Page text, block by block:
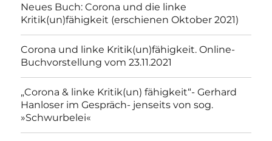
Neues Buch: Corona und die linke
Kritik(un)fähigkeit (erschienen Oktober 2021)
Corona und linke Kritik(un)fähigkeit. Online-
Buchvorstellung vom 23.11.2021
„Corona & linke Kritik(un) fähigkeit“- Gerhard
Hanloser im Gespräch- jenseits von sog.
»Schwurbelei«